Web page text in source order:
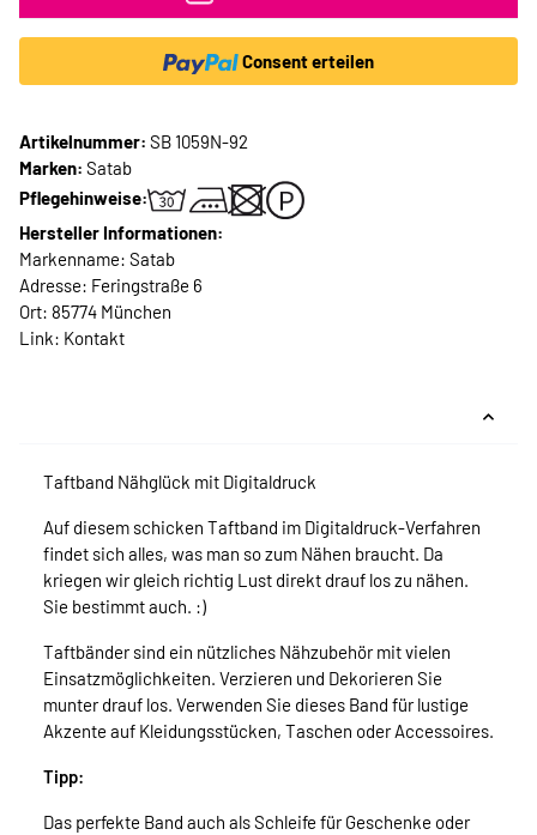
Consent erteilen
Artikelnummer: SB 1059N-92
Marken: Satab
Pflegehinweise:
Hersteller Informationen:
Markenname: Satab
Adresse: Feringstraße 6
Ort: 85774 München
Link: Kontakt
Taftband Nähglück mit Digitaldruck
Auf diesem schicken Taftband im Digitaldruck-Verfahren
findet sich alles, was man so zum Nähen braucht. Da
kriegen wir gleich richtig Lust direkt drauf los zu nähen.
Sie bestimmt auch. :)
Taftbänder sind ein nützliches Nähzubehör mit vielen
Einsatzmöglichkeiten. Verzieren und Dekorieren Sie
munter drauf los. Verwenden Sie dieses Band für lustige
Akzente auf Kleidungsstücken, Taschen oder Accessoires.
Tipp:
Das perfekte Band auch als Schleife für Geschenke oder